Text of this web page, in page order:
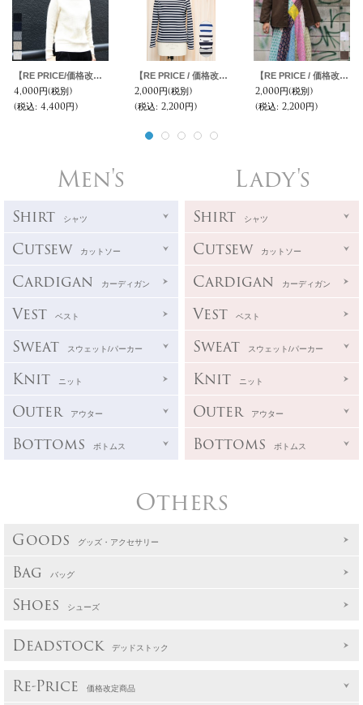
【RE PRICE/価格改定】ビッグワッフルサドルショルダータートルネックニット[Lady's]【MADE IN JAPAN】『日本製』 / Upscape Audience
4,000円(税別)
(税込: 4,400円)
【RE PRICE / 価格改定】Basque10オンス（バスク天竺）ボーダーベイビーボートネック長袖カットソー [Lady's]【MADE IN JAPAN】『日本製』/ Upscape Audience
2,000円(税別)
(税込: 2,200円)
【RE PRICE / 価格改定】オックスベースボール9分袖ライト/Jacket【MADE IN JAPAN】『日本製』/ Upscape Audience
2,000円(税別)
(税込: 2,200円)
Men's
Shirt シャツ
Cutsew カットソー
Cardigan カーディガン
Vest ベスト
Sweat スウェット/パーカー
Knit ニット
Outer アウター
Bottoms ボトムス
Lady's
Shirt シャツ
Cutsew カットソー
Cardigan カーディガン
Vest ベスト
Sweat スウェット/パーカー
Knit ニット
Outer アウター
Bottoms ボトムス
Others
Goods グッズ・アクセサリー
Bag バッグ
Shoes シューズ
Deadstock デッドストック
Re-Price 価格改定商品